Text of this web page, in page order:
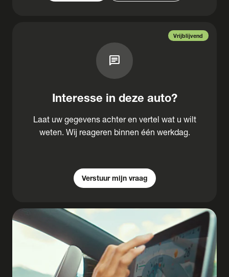
Vrijblijvend
chat
Interesse in deze auto?
Laat uw gegevens achter en vertel wat u wilt
weten. Wij reageren binnen één werkdag.
Verstuur mijn vraag